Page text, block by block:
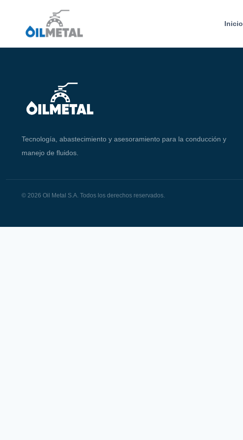
Inicio
Tecnología, abastecimiento y asesoramiento para la conducción y
manejo de fluidos.
© 2026 Oil Metal S.A. Todos los derechos reservados.